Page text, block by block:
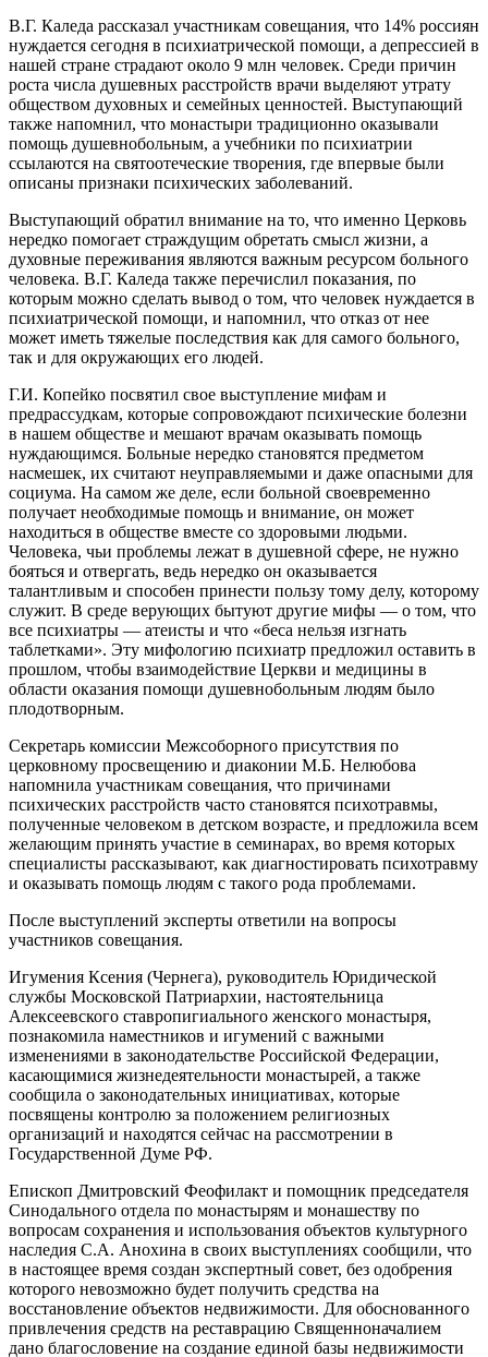
В.Г. Каледа рассказал участникам совещания, что 14% россиян
нуждается сегодня в психиатрической помощи, а депрессией в
нашей стране страдают около 9 млн человек. Среди причин
роста числа душевных расстройств врачи выделяют утрату
обществом духовных и семейных ценностей. Выступающий
также напомнил, что монастыри традиционно оказывали
помощь душевнобольным, а учебники по психиатрии
ссылаются на святоотеческие творения, где впервые были
описаны признаки психических заболеваний.
Выступающий обратил внимание на то, что именно Церковь
нередко помогает страждущим обретать смысл жизни, а
духовные переживания являются важным ресурсом больного
человека. В.Г. Каледа также перечислил показания, по
которым можно сделать вывод о том, что человек нуждается в
психиатрической помощи, и напомнил, что отказ от нее
может иметь тяжелые последствия как для самого больного,
так и для окружающих его людей.
Г.И. Копейко посвятил свое выступление мифам и
предрассудкам, которые сопровождают психические болезни
в нашем обществе и мешают врачам оказывать помощь
нуждающимся. Больные нередко становятся предметом
насмешек, их считают неуправляемыми и даже опасными для
социума. На самом же деле, если больной своевременно
получает необходимые помощь и внимание, он может
находиться в обществе вместе со здоровыми людьми.
Человека, чьи проблемы лежат в душевной сфере, не нужно
бояться и отвергать, ведь нередко он оказывается
талантливым и способен принести пользу тому делу, которому
служит. В среде верующих бытуют другие мифы ― о том, что
все психиатры ― атеисты и что «беса нельзя изгнать
таблетками». Эту мифологию психиатр предложил оставить в
прошлом, чтобы взаимодействие Церкви и медицины в
области оказания помощи душевнобольным людям было
плодотворным.
Секретарь комиссии Межсоборного присутствия по
церковному просвещению и диаконии М.Б. Нелюбова
напомнила участникам совещания, что причинами
психических расстройств часто становятся психотравмы,
полученные человеком в детском возрасте, и предложила всем
желающим принять участие в семинарах, во время которых
специалисты рассказывают, как диагностировать психотравму
и оказывать помощь людям с такого рода проблемами.
После выступлений эксперты ответили на вопросы
участников совещания.
Игумения Ксения (Чернега), руководитель Юридической
службы Московской Патриархии, настоятельница
Алексеевского ставропигиального женского монастыря,
познакомила наместников и игумений с важными
изменениями в законодательстве Российской Федерации,
касающимися жизнедеятельности монастырей, а также
сообщила о законодательных инициативах, которые
посвящены контролю за положением религиозных
организаций и находятся сейчас на рассмотрении в
Государственной Думе РФ.
Епископ Дмитровский Феофилакт и помощник председателя
Синодального отдела по монастырям и монашеству по
вопросам сохранения и использования объектов культурного
наследия С.А. Анохина в своих выступлениях сообщили, что
в настоящее время создан экспертный совет, без одобрения
которого невозможно будет получить средства на
восстановление объектов недвижимости. Для обоснованного
привлечения средств на реставрацию Священноначалием
дано благословение на создание единой базы недвижимости